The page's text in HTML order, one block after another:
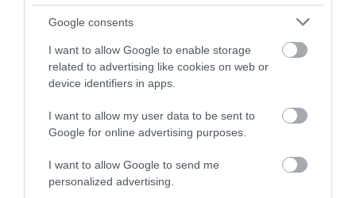
Google consents
I want to allow Google to enable storage
related to advertising like cookies on web or
device identifiers in apps.
I want to allow my user data to be sent to
Google for online advertising purposes.
I want to allow Google to send me
personalized advertising.
Így kaphatnak a nyugdíjasok támogatást
gyógyszervásárlásra
Ezekben az esetekben kérheted a nyugdíj
újraszámítását
nyugdíj külföld külföldi munka ellátás